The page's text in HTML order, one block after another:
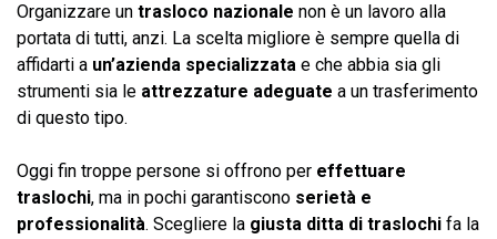
Organizzare un trasloco nazionale non è un lavoro alla
portata di tutti, anzi. La scelta migliore è sempre quella di
affidarti a un’azienda specializzata e che abbia sia gli
strumenti sia le attrezzature adeguate a un trasferimento
di questo tipo.
Oggi fin troppe persone si offrono per effettuare
traslochi, ma in pochi garantiscono serietà e
professionalità. Scegliere la giusta ditta di traslochi fa la